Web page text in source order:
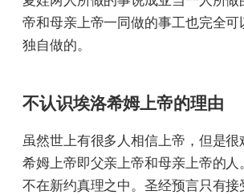
帝和母亲上帝一同做的事工也完全可
独自做的。
不认识埃洛希姆上帝的理由
虽然世上有很多人相信上帝，但是很
希姆上帝即父亲上帝和母亲上帝的人
不在新约真理之中。圣经预言只有